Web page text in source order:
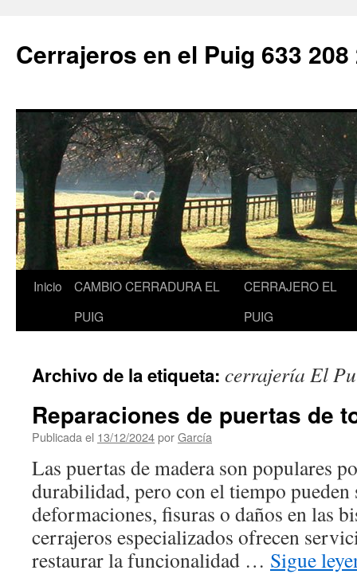
contenido
Cerrajeros en el Puig 633 208
Inicio
CAMBIO CERRADURA EL
PUIG
CERRAJERO EL
PUIG
Archivo de la etiqueta: cerrajería El
Reparaciones de puertas de
Publicada el 13/12/2024porGarcía
Las puertas de madera son populares
durabilidad, pero con el tiempo
deformaciones, fisuras o daños en las
cerrajeros especializados ofrecen
restaurar la funcionalidad … Sigue